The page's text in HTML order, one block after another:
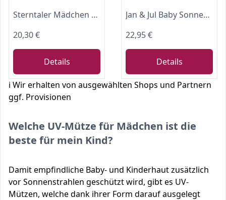
Sterntaler Mädchen Sommer Strand Hut mit UV-Schutz 50+ - Futter aus Bio-Batist - Größe 39 - mattrosa - Fischerhut mit Sträußchen, Größenregulierungsband und Bindeband
20,30 €
Details
Jan & Jul Baby Sonnenhut für Mädchen, UV Schutz UPF 50 (S: 0-6 Monate, Punkte)
22,95 €
Details
ℹ️ Wir erhalten von ausgewählten Shops und Partnern
ggf. Provisionen
Welche UV-Mütze für Mädchen ist die
beste für mein Kind?
Damit empfindliche Baby- und Kinderhaut zusätzlich
vor Sonnenstrahlen geschützt wird, gibt es UV-
Mützen, welche dank ihrer Form darauf ausgelegt